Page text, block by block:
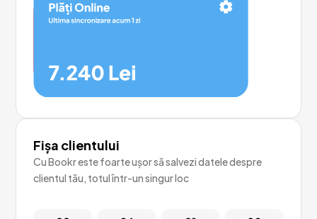
Fișa clientului
Cu Bookr este foarte ușor să salvezi datele despre
clientul tău, totul într-un singur loc